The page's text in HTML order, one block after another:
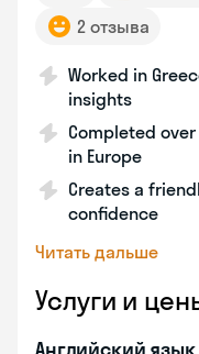
2 отзыва
Worked in
insights
Completed
in Europe
Creates a
confidence
Читать дальше
Услуги и